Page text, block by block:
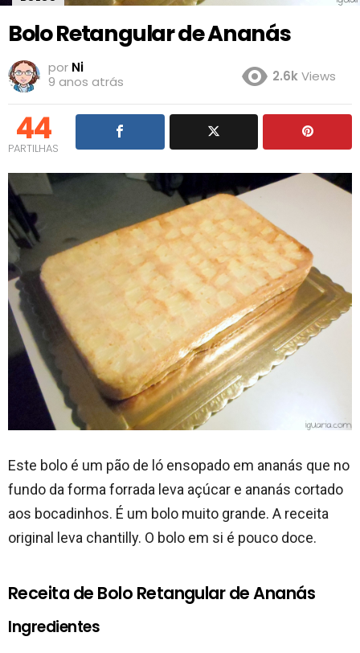
Bolo Retangular de Ananás
por Ni
9 anos atrás
2.6kViews
44
PARTILHAS
Este bolo é um pão de ló ensopado em ananás que no
fundo da forma forrada leva açúcar e ananás cortado
aos bocadinhos. É um bolo muito grande. A receita
original leva chantilly. O bolo em si é pouco doce.
Receita de Bolo Retangular de Ananás
Ingredientes